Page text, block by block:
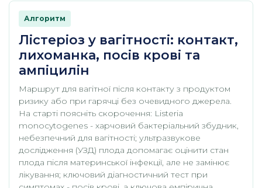
Алгоритм
Лістеріоз у вагітності: контакт,
лихоманка, посів крові та
ампіцилін
Маршрут для вагітної після контакту з продуктом
ризику або при гарячці без очевидного джерела.
На старті поясніть скорочення: Listeria
monocytogenes - харчовий бактеріальний збудник,
небезпечний для вагітності; ультразвукове
дослідження (УЗД) плода допомагає оцінити стан
плода після материнської інфекції, але не замінює
лікування; ключовий діагностичний тест при